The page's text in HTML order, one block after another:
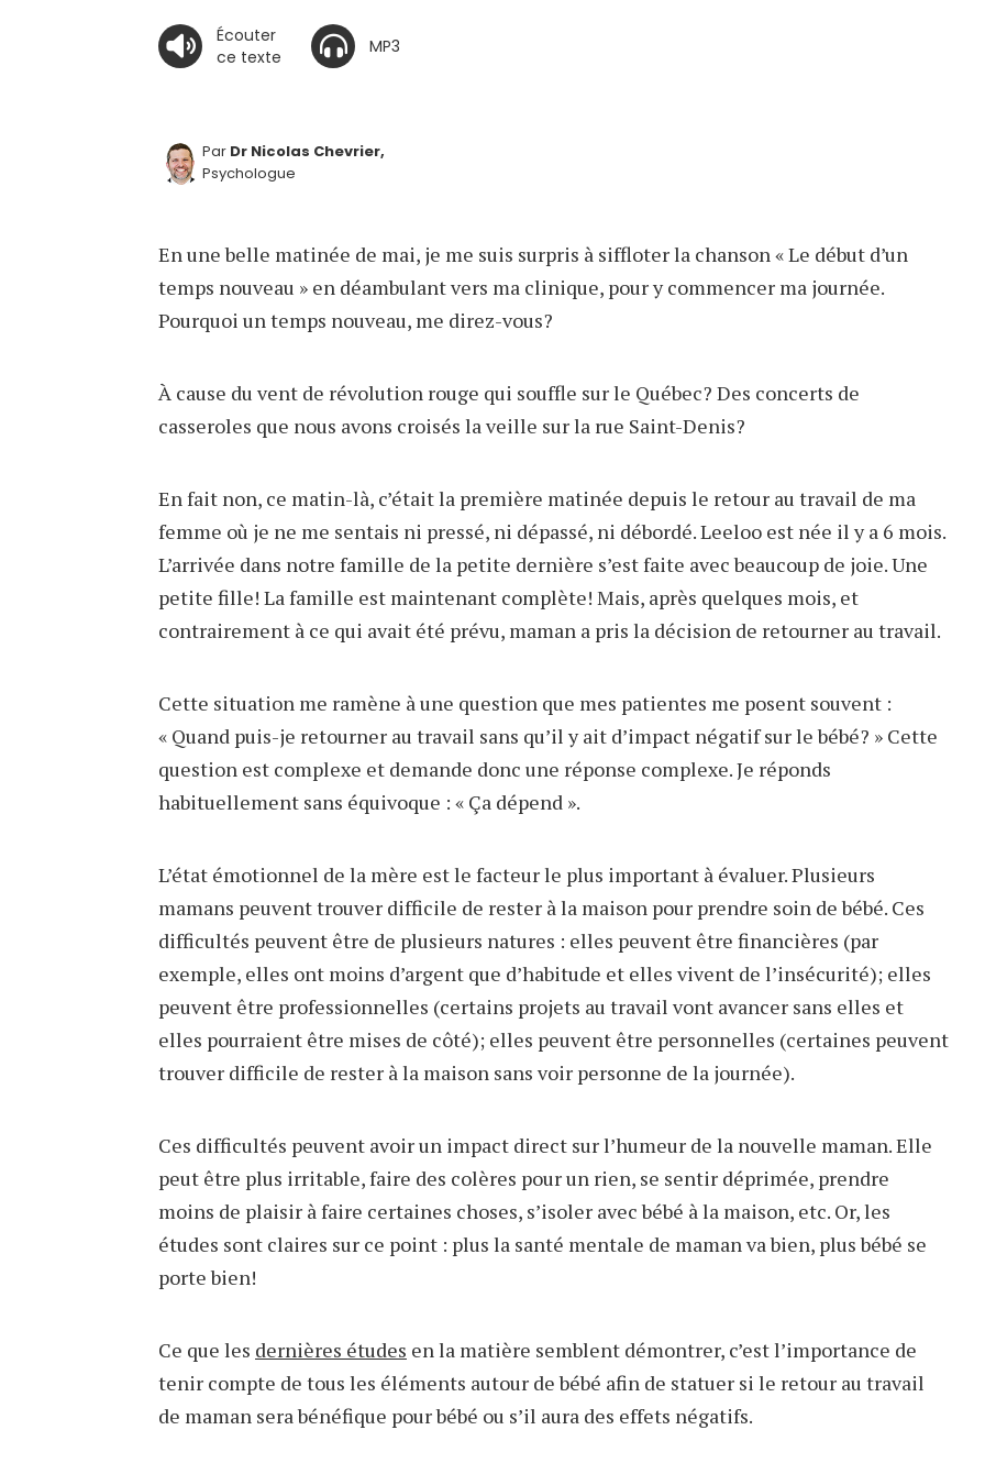
Écouter
ce texte
MP3
Par Dr Nicolas Chevrier,
Psychologue
En une belle matinée de mai, je me suis surpris à siffloter la chanson « Le début d’un
temps nouveau » en déambulant vers ma clinique, pour y commencer ma journée.
Pourquoi un temps nouveau, me direz-vous?
À cause du vent de révolution rouge qui souffle sur le Québec? Des concerts de
casseroles que nous avons croisés la veille sur la rue Saint-Denis?
En fait non, ce matin-là, c’était la première matinée depuis le retour au travail de ma
femme où je ne me sentais ni pressé, ni dépassé, ni débordé. Leeloo est née il y a 6 mois.
L’arrivée dans notre famille de la petite dernière s’est faite avec beaucoup de joie. Une
petite fille! La famille est maintenant complète! Mais, après quelques mois, et
contrairement à ce qui avait été prévu, maman a pris la décision de retourner au travail.
Cette situation me ramène à une question que mes patientes me posent souvent :
« Quand puis-je retourner au travail sans qu’il y ait d’impact négatif sur le bébé? » Cette
question est complexe et demande donc une réponse complexe. Je réponds
habituellement sans équivoque : « Ça dépend ».
L’état émotionnel de la mère est le facteur le plus important à évaluer. Plusieurs
mamans peuvent trouver difficile de rester à la maison pour prendre soin de bébé. Ces
difficultés peuvent être de plusieurs natures : elles peuvent être financières (par
exemple, elles ont moins d’argent que d’habitude et elles vivent de l’insécurité); elles
peuvent être professionnelles (certains projets au travail vont avancer sans elles et
elles pourraient être mises de côté); elles peuvent être personnelles (certaines peuvent
trouver difficile de rester à la maison sans voir personne de la journée).
Ces difficultés peuvent avoir un impact direct sur l’humeur de la nouvelle maman. Elle
peut être plus irritable, faire des colères pour un rien, se sentir déprimée, prendre
moins de plaisir à faire certaines choses, s’isoler avec bébé à la maison, etc. Or, les
études sont claires sur ce point : plus la santé mentale de maman va bien, plus bébé se
porte bien!
Ce que les dernières études en la matière semblent démontrer, c’est l’importance de
tenir compte de tous les éléments autour de bébé afin de statuer si le retour au travail
de maman sera bénéfique pour bébé ou s’il aura des effets négatifs.